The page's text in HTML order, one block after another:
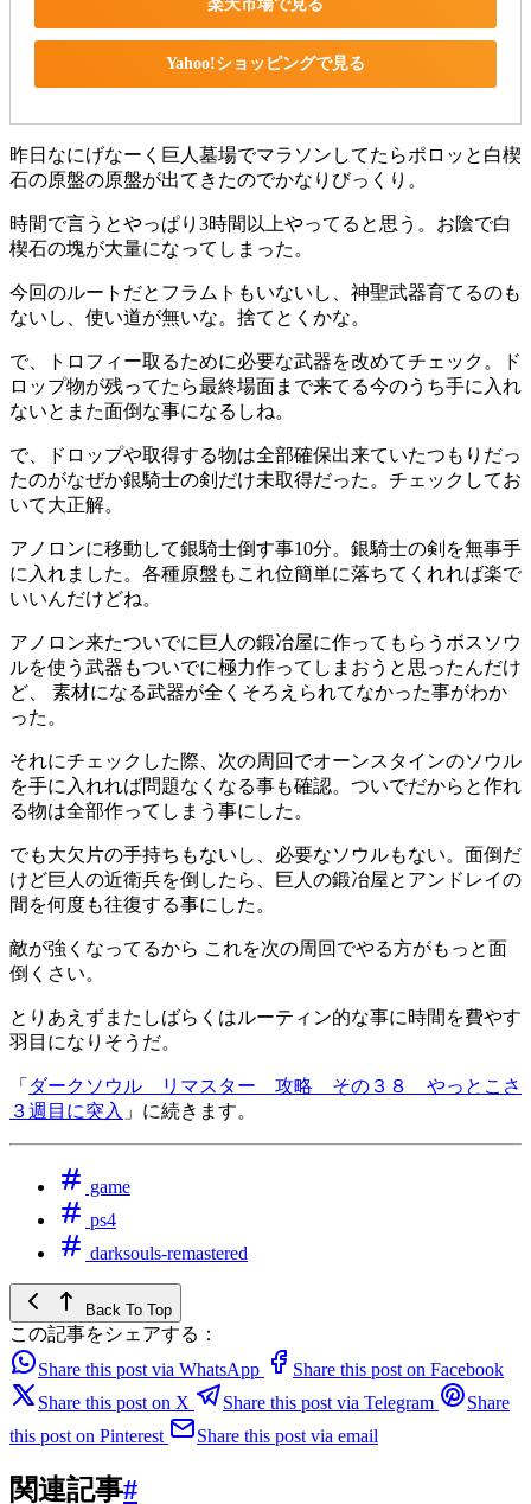
楽天市場で見る
Yahoo!ショッピングで見る
昨日なにげなーく巨人墓場でマラソンしてたらポロッと白楔
石の原盤の原盤が出てきたのでかなりびっくり。
時間で言うとやっぱり3時間以上やってると思う。お陰で白
楔石の塊が大量になってしまった。
今回のルートだとフラムトもいないし、神聖武器育てるのも
ないし、使い道が無いな。捨てとくかな。
で、トロフィー取るために必要な武器を改めてチェック。ド
ロップ物が残ってたら最終場面まで来てる今のうち手に入れ
ないとまた面倒な事になるしね。
で、ドロップや取得する物は全部確保出来ていたつもりだっ
たのがなぜか銀騎士の剣だけ未取得だった。チェックしてお
いて大正解。
アノロンに移動して銀騎士倒す事10分。銀騎士の剣を無事手
に入れました。各種原盤もこれ位簡単に落ちてくれれば楽で
いいんだけどね。
アノロン来たついでに巨人の鍛冶屋に作ってもらうボスソウ
ルを使う武器もついでに極力作ってしまおうと思ったんだけ
ど、 素材になる武器が全くそろえられてなかった事がわか
った。
それにチェックした際、次の周回でオーンスタインのソウル
を手に入れれば問題なくなる事も確認。ついでだからと作れ
る物は全部作ってしまう事にした。
でも大欠片の手持ちもないし、必要なソウルもない。面倒だ
けど巨人の近衛兵を倒したら、巨人の鍛冶屋とアンドレイの
間を何度も往復する事にした。
敵が強くなってるから これを次の周回でやる方がもっと面
倒くさい。
とりあえずまたしばらくはルーティン的な事に時間を費やす
羽目になりそうだ。
「 ダークソウル リマスター 攻略 その３８ やっとこさ
３週目に突入 」に続きます。
game
ps4
darksouls-remastered
Back To Top
この記事をシェアする：
Share this post via WhatsApp
Share this post on Facebook
Share this post on X
Share this post via Telegram
Share
this post on Pinterest
Share this post via email
関連記事#